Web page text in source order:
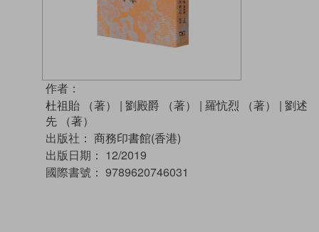
作者：
杜祖貽 （著）
| 劉殿爵 （著） | 羅忼烈 （著） | 劉述
先 （著）
出版社： 商務印書館(香港)
出版日期： 12/2019
國際書號： 9789620746031